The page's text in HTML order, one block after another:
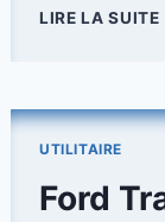
LIRE LA SUITE
UTILITAIRE
Ford